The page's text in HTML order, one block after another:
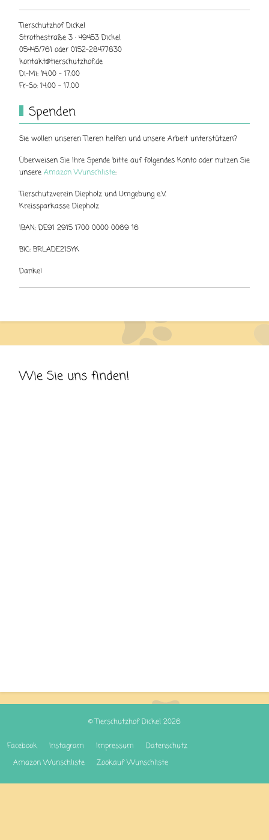
Tierschutzhof Dickel
Strothestraße 3 · 49453 Dickel
05445/761 oder 0152-28477830
kontakt@tierschutzhof.de
Di-Mi: 14.00 - 17.00
Fr-So: 14.00 - 17.00
Spenden
Sie wollen unseren Tieren helfen und unsere Arbeit unterstützen?
Überweisen Sie Ihre Spende bitte auf folgendes Konto oder nutzen Sie
unsere Amazon Wunschliste:
Tierschutzverein Diepholz und Umgebung e.V.
Kreissparkasse Diepholz
IBAN: DE91 2915 1700 0000 0069 16
BIC: BRLADE21SYK
Danke!
Wie Sie uns finden!
© Tierschutzhof Dickel 2026
Facebook Instagram Impressum
Datenschutz
Amazon Wunschliste
Zookauf Wunschliste